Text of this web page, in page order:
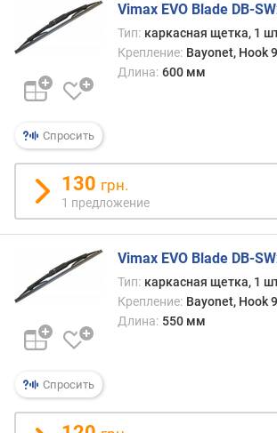
н
о
о
(
м
)
д
п
с
с
ж
и
р
Спросить
Vimax EVO Blade DB-
Тип: каркасная щетка, 1
Крепление: Bayonet, Hook
Длина: 600 мм
130 грн.
1 предложение
Спросить
Vimax EVO Blade DB-
Тип: каркасная щетка, 1
Крепление: Bayonet, Hook
Длина: 550 мм